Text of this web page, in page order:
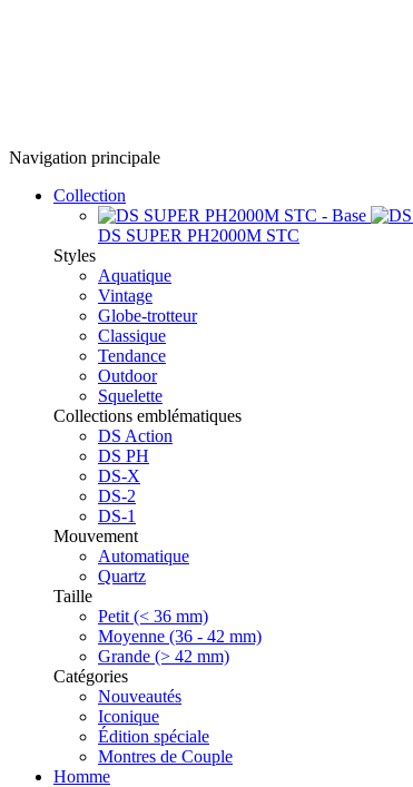
Navigation principale
Collection
DS SUPER PH2000M STC
Styles
Aquatique
Vintage
Globe-trotteur
Classique
Tendance
Outdoor
Squelette
Collections emblématiques
DS Action
DS PH
DS-X
DS-2
DS-1
Mouvement
Automatique
Quartz
Taille
Petit (< 36 mm)
Moyenne (36 - 42 mm)
Grande (> 42 mm)
Catégories
Nouveautés
Iconique
Édition spéciale
Montres de Couple
Homme